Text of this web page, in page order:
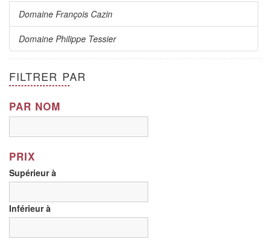
Domaine François Cazin
Domaine Philippe Tessier
FILTRER PAR
PAR NOM
PRIX
Supérieur à
Inférieur à